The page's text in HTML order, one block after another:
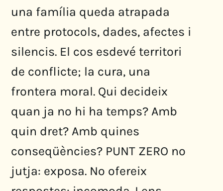
una família queda atrapada
entre protocols, dades, afectes i
silencis. El cos esdevé territori
de conflicte; la cura, una
frontera moral. Qui decideix
quan ja no hi ha temps? Amb
quin dret? Amb quines
conseqüències? PUNT ZERO no
jutja: exposa. No ofereix